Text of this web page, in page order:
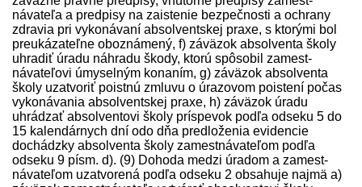
návateľa a pred­pisy na zaistenie bezpečnosti a ochrany
zdravia pri vykonávaní absolventskej praxe, s ktorými bol
preukázateľne oboznámený, f) záväzok absolventa školy
uhradiť úradu náhradu škody, ktorú spôsobil zamest­
návateľovi úmyselným konaním, g) záväzok absolventa
školy uzatvoriť poistnú zmluvu o úrazovom poistení počas
vykonávania absolventskej praxe, h) záväzok úradu
uhrádzať absolventovi školy príspevok podľa odseku 5 do
15 kalendárnych dní odo dňa pred­loženia evidencie
dochádzky absolventa školy zamest­návateľom podľa
odseku 9 písm. d). (9) Dohoda medzi úradom a zamest­
návateľom uzatvorená podľa odseku 2 obsahuje najmä a)